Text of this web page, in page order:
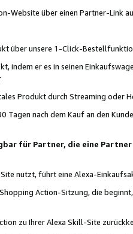
Website über einen Partner-Link
über unsere 1-Click-
indem er es in seinen
Produkt durch Streaming oder
nach dem Kauf an den
für Partner, die eine
nutzt, führt eine Alexa-
Action-Sitzung, die
zu Ihrer Alexa Skill-Site